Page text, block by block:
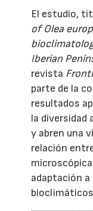
El estudio,
of Olea
Iberian
revista
parte de la
resultados
la diversidad
y abren una
relación
adaptación